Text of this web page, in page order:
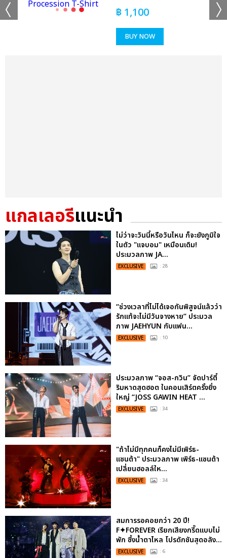
฿ 1,100
BUY NOW
แกลเลอรีแนะนำ
ไม่ว่าจะวันนี้หรือวันไหน ก็จะยังภูมิใจ
ในตัว "แจบอม" เหมือนเดิม!
ประมวลภาพ JA...
EXCLUSIVE : 28
“ช่วงเวลาที่ไม่ได้เจอกันพิสูจน์แล้วว่า
รักแท้จะไม่มีวันจางหาย” ประมวล
ภาพ JAEHYUN กับแฟน...
EXCLUSIVE : 10
ประมวลภาพ “จอส-กวิน” จัดปาร์ตี้
ริมหาดสุดฮอต ในคอนเสิร์ตครั้งยิ่ง
ใหญ่ “JOSS GAWIN HEAT ...
EXCLUSIVE : 34
"ถ้าไม่มีทุกคนก็คงไม่มีเพิร์ธ-
แซนต้า" ประมวลภาพ เพิร์ธ-แซนต้า
เปลี่ยนฮอลล์ให...
EXCLUSIVE : 34
สมการรอคอยกว่า 20 ปี!
F✦FOREVER เรียกเสียงกรี๊ดแบบไม่
พัก ซึ้งน้ำตาไหล โปรดักชันสุดอลัง...
EXCLUSIVE : 6